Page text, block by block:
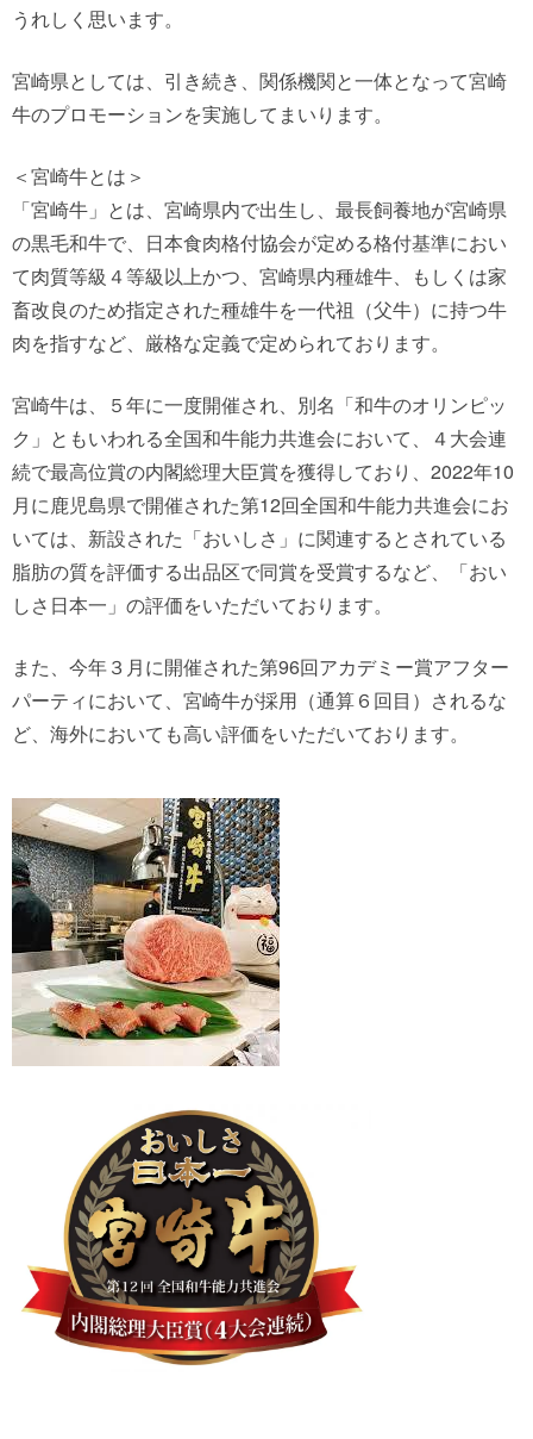
うれしく思います。
宮崎県としては、引き続き、関係機関と一体となって宮崎
牛のプロモーションを実施してまいります。
＜宮崎牛とは＞
「宮崎牛」とは、宮崎県内で出生し、最長飼養地が宮崎県
の黒毛和牛で、日本食肉格付協会が定める格付基準におい
て肉質等級４等級以上かつ、宮崎県内種雄牛、もしくは家
畜改良のため指定された種雄牛を一代祖（父牛）に持つ牛
肉を指すなど、厳格な定義で定められております。
宮崎牛は、５年に一度開催され、別名「和牛のオリンピッ
ク」ともいわれる全国和牛能力共進会において、４大会連
続で最高位賞の内閣総理大臣賞を獲得しており、2022年10
月に鹿児島県で開催された第12回全国和牛能力共進会にお
いては、新設された「おいしさ」に関連するとされている
脂肪の質を評価する出品区で同賞を受賞するなど、「おい
しさ日本一」の評価をいただいております。
また、今年３月に開催された第96回アカデミー賞アフター
パーティにおいて、宮崎牛が採用（通算６回目）されるな
ど、海外においても高い評価をいただいております。